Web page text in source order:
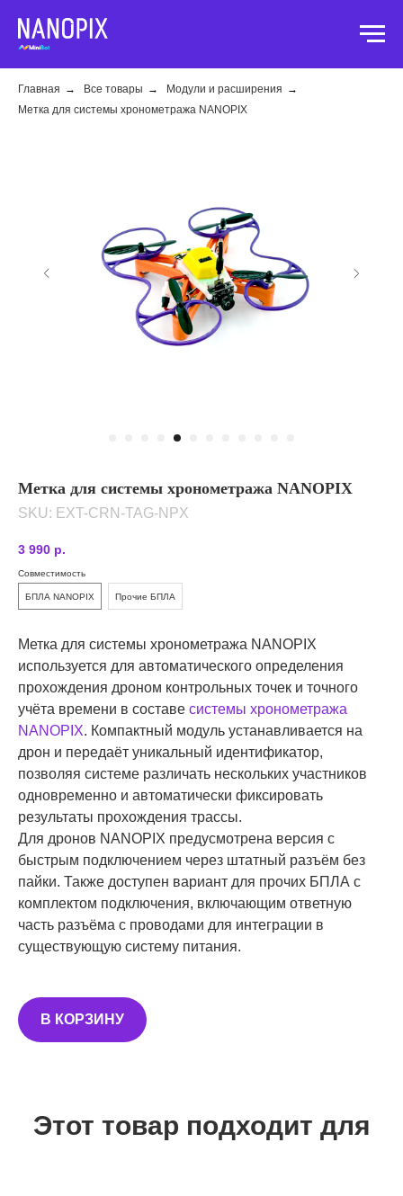
Главная → Все товары → Модули и расширения →
Метка для системы хронометража NANOPIX
Метка для системы хронометража NANOPIX
SKU: EXT-CRN-TAG-NPX
3 990 р.
Совместимость
БПЛА NANOPIX Прочие БПЛА
Метка для системы хронометража NANOPIX
используется для автоматического определения
прохождения дроном контрольных точек и точного
учёта времени в составе системы хронометража
NANOPIX. Компактный модуль устанавливается на
дрон и передаёт уникальный идентификатор,
позволяя системе различать нескольких участников
одновременно и автоматически фиксировать
результаты прохождения трассы.
Для дронов NANOPIX предусмотрена версия с
быстрым подключением через штатный разъём без
пайки. Также доступен вариант для прочих БПЛА с
комплектом подключения, включающим ответную
часть разъёма с проводами для интеграции в
существующую систему питания.
В КОРЗИНУ
Этот товар подходит для